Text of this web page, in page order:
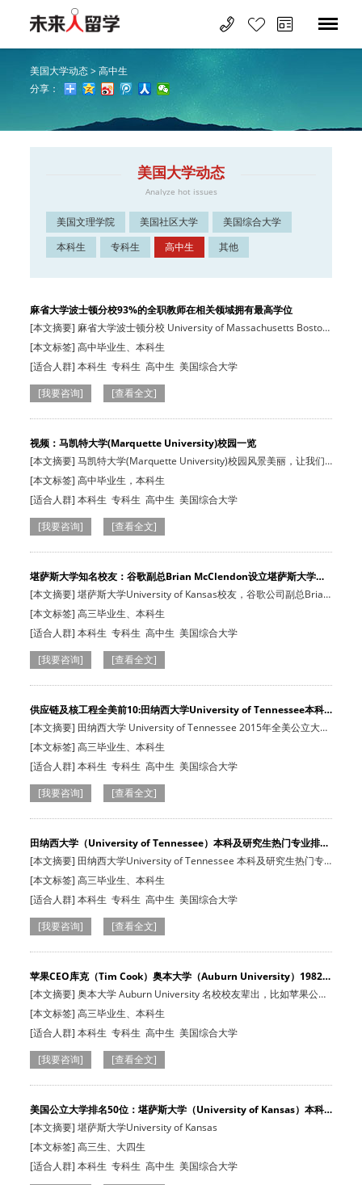
美国大学动态>高中生
分享：
美国大学动态
Analyze hot issues
美国文理学院 美国社区大学
美国综合大学
本科生
专科生 高中生 其他
麻省大学波士顿分校93%的全职教师在相关领域拥有最高学位
[本文摘要] 麻省大学波士顿分校 University of Massachusetts Boston
波士顿地…
[本文标签] 高中毕业生、本科生
[适合人群] 本科生 专科生 高中生 美国综合大学
[我要咨询]
[查看全文]
视频：马凯特大学(Marquette University)校园一览
[本文摘要] 马凯特大学(Marquette University)校园风景美丽，让我们
一起跟随短…
[本文标签] 高中毕业生，本科生
[适合人群] 本科生 专科生 高中生 美国综合大学
[我要咨询]
[查看全文]
堪萨斯大学知名校友：谷歌副总Brian McClendon设立堪萨斯大学工
程…
[本文摘要] 堪萨斯大学University of Kansas校友，谷歌公司副总Brian
McClend…
[本文标签] 高三毕业生、本科生
[适合人群] 本科生 专科生 高中生 美国综合大学
[我要咨询]
[查看全文]
供应链及核工程全美前10:田纳西大学University of Tennessee本科
及…
[本文摘要] 田纳西大学 University of Tennessee 2015年全美公立大学
50名，本…
[本文标签] 高三毕业生、本科生
[适合人群] 本科生 专科生 高中生 美国综合大学
[我要咨询]
[查看全文]
田纳西大学（University of Tennessee）本科及研究生热门专业排
名…
[本文摘要] 田纳西大学University of Tennessee 本科及研究生热门专
业排名
[本文标签] 高三毕业生、本科生
[适合人群] 本科生 专科生 高中生 美国综合大学
[我要咨询]
[查看全文]
苹果CEO库克（Tim Cook）奥本大学（Auburn University）1982级
校友…
[本文摘要] 奥本大学 Auburn University 名校校友辈出，比如苹果公司
CEO库克就…
[本文标签] 高三毕业生、本科生
[适合人群] 本科生 专科生 高中生 美国综合大学
[我要咨询]
[查看全文]
美国公立大学排名50位：堪萨斯大学（University of Kansas）本科
及…
[本文摘要] 堪萨斯大学University of Kansas
[本文标签] 高三生、大四生
[适合人群] 本科生 专科生 高中生 美国综合大学